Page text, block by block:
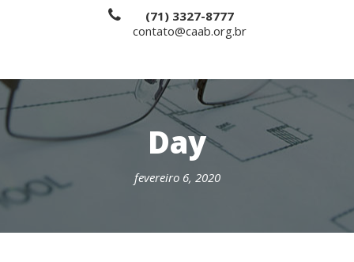
(71) 3327-8777
contato@caab.org.br
Day
fevereiro 6, 2020